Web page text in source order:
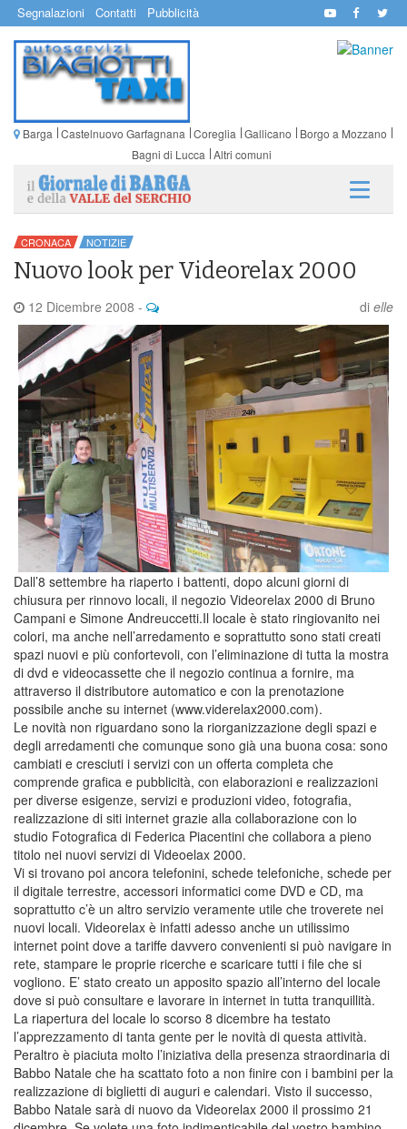
Segnalazioni Contatti Pubblicità
Barga Castelnuovo Garfagnana Coreglia Gallicano
Borgo a Mozzano
Bagni di Lucca Altri comuni
CRONACA NOTIZIE
Nuovo look per Videorelax 2000
12 Dicembre 2008 - di elle
Dall’8 settembre ha riaperto i battenti, dopo alcuni giorni di
chiusura per rinnovo locali, il negozio Videorelax 2000 di Bruno
Campani e Simone Andreuccetti.Il locale è stato ringiovanito nei
colori, ma anche nell’arredamento e soprattutto sono stati creati
spazi nuovi e più confortevoli, con l’eliminazione di tutta la mostra
di dvd e videocassette che il negozio continua a fornire, ma
attraverso il distributore automatico e con la prenotazione
possibile anche su internet (www.viderelax2000.com).
Le novità non riguardano sono la riorganizzazione degli spazi e
degli arredamenti che comunque sono già una buona cosa: sono
cambiati e cresciuti i servizi con un offerta completa che
comprende grafica e pubblicità, con elaborazioni e realizzazioni
per diverse esigenze, servizi e produzioni video, fotografia,
realizzazione di siti internet grazie alla collaborazione con lo
studio Fotografica di Federica Piacentini che collabora a pieno
titolo nei nuovi servizi di Videoelax 2000.
Vi si trovano poi ancora telefonini, schede telefoniche, schede per
il digitale terrestre, accessori informatici come DVD e CD, ma
soprattutto c’è un altro servizio veramente utile che troverete nei
nuovi locali. Videorelax è infatti adesso anche un utilissimo
internet point dove a tariffe davvero convenienti si può navigare in
rete, stampare le proprie ricerche e scaricare tutti i file che si
vogliono. E’ stato creato un apposito spazio all’interno del locale
dove si può consultare e lavorare in internet in tutta tranquillità.
La riapertura del locale lo scorso 8 dicembre ha testato
l’apprezzamento di tanta gente per le novità di questa attività.
Peraltro è piaciuta molto l’iniziativa della presenza straordinaria di
Babbo Natale che ha scattato foto a non finire con i bambini per la
realizzazione di biglietti di auguri e calendari. Visto il successo,
Babbo Natale sarà di nuovo da Videorelax 2000 il prossimo 21